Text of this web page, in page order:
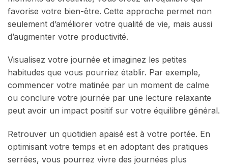
favorise votre bien-être. Cette approche permet non
seulement d’améliorer votre qualité de vie, mais aussi
d’augmenter votre productivité.
Visualisez votre journée et imaginez les petites
habitudes que vous pourriez établir. Par exemple,
commencer votre matinée par un moment de calme
ou conclure votre journée par une lecture relaxante
peut avoir un impact positif sur votre équilibre général.
Retrouver un quotidien apaisé est à votre portée. En
optimisant votre temps et en adoptant des pratiques
serrées, vous pourrez vivre des journées plus